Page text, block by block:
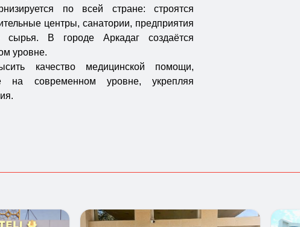
по всей стране: строятся
центры, санатории, предприятия
сырья. В городе Аркадаг создаётся
уровне.
качество медицинской помощи,
на современном уровне, укрепляя